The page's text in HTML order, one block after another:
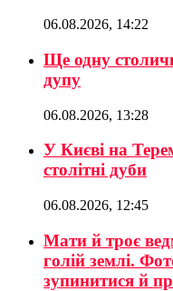
06.08.2026, 14:22
Ще одну
дупу
06.08.2026, 13:28
У Києві на
столітні дуби
06.08.2026, 12:45
Мати й троє
голій землі.
зупинитися й